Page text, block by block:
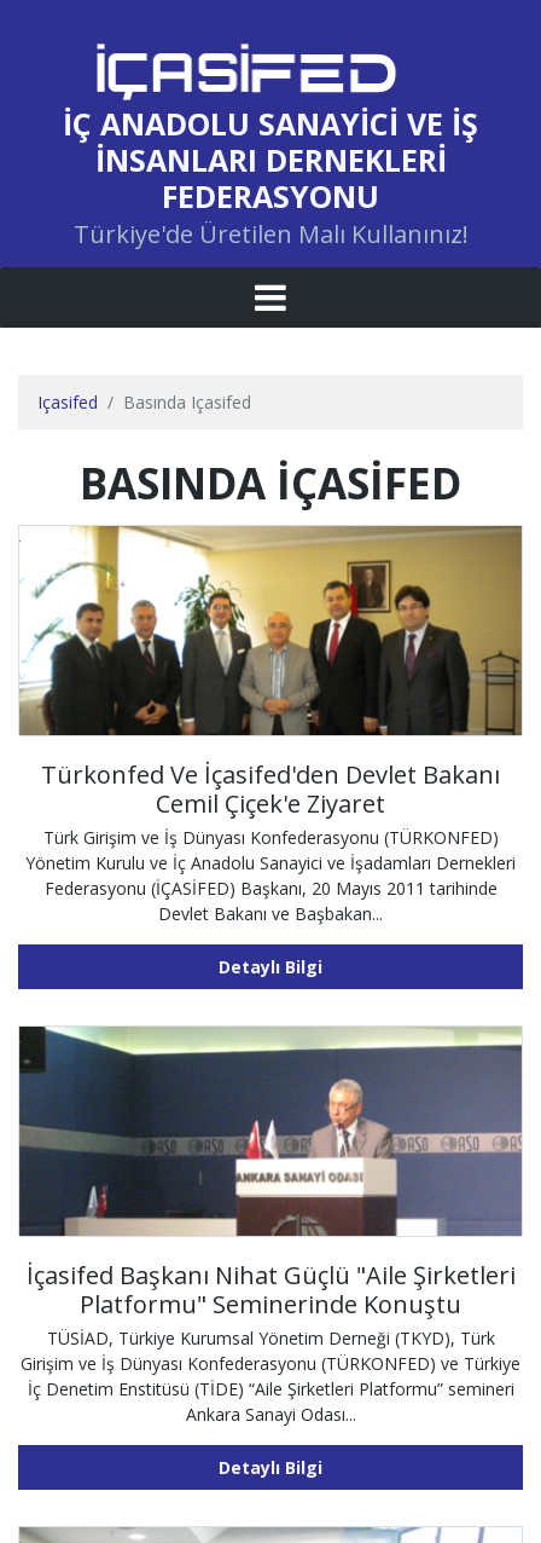
İÇ ANADOLU SANAYICI VE İŞ
İNSANLARI DERNEKLERI
FEDERASYONU
Türkiye'de Üretilen Malı Kullanınız!
Içasifed Basında Içasifed
BASINDA İÇASİFED
Türkonfed Ve İçasifed'den Devlet Bakanı
Cemil Çiçek'e Ziyaret
Türk Girişim ve İş Dünyası Konfederasyonu (TÜRKONFED)
Yönetim Kurulu ve İç Anadolu Sanayici ve İşadamları Dernekleri
Federasyonu (İÇASİFED) Başkanı, 20 Mayıs 2011 tarihinde
Devlet Bakanı ve Başbakan...
Detaylı Bilgi
İçasifed Başkanı Nihat Güçlü "Aile Şirketleri
Platformu" Seminerinde Konuştu
TÜSİAD, Türkiye Kurumsal Yönetim Derneği (TKYD), Türk
Girişim ve İş Dünyası Konfederasyonu (TÜRKONFED) ve Türkiye
İç Denetim Enstitüsü (TİDE) “Aile Şirketleri Platformu” semineri
Ankara Sanayi Odası...
Detaylı Bilgi